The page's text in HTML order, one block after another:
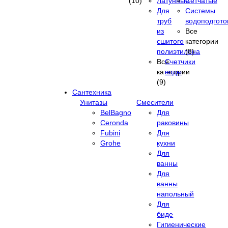
Для
труб
из
сшитого
полиэтилена
Все
категории
(9)
Системы
Все
категории
(8)
Счетчики
воды
Сантехника
Унитазы
BelBagno
Ceronda
Fubini
Grohe
Смесители
Для
раковины
Для
кухни
Для
ванны
Для
ванны
напольный
Для
биде
Гигиенические